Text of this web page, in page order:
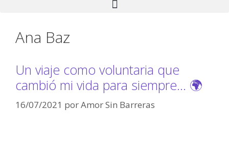
Ana Baz
Un viaje como voluntaria que
cambió mi vida para siempre… 🌍
16/07/2021 porAmor Sin Barreras